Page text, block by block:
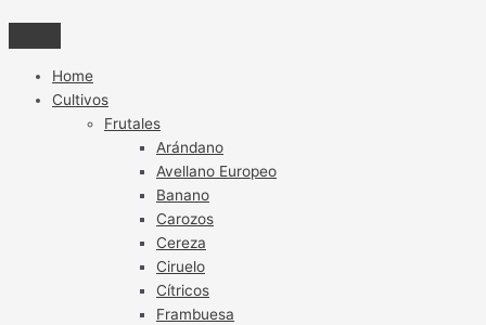
Home
Cultivos
Frutales
Arándano
Avellano Europeo
Banano
Carozos
Cereza
Ciruelo
Cítricos
Frambuesa